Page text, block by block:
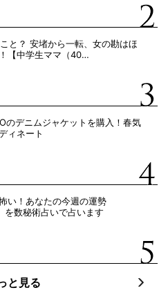
と？ 安堵から一転、女の勘はほ
【中学生ママ（40…
のデニムジャケットを購入！春気
ィネート
い！あなたの今週の運勢
を数秘術占いで占います
と見る